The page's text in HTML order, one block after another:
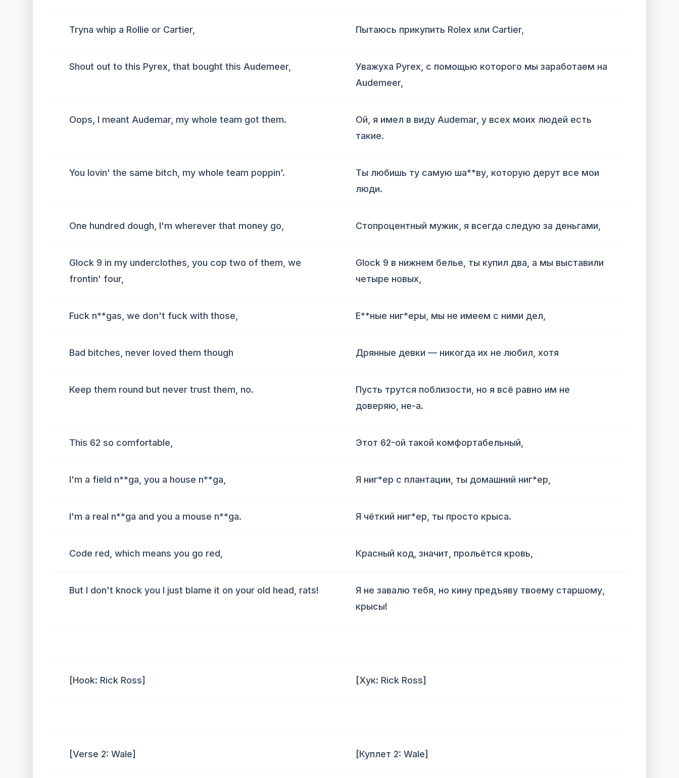
Tryna whip a Rollie or Cartier, Пытаюсь прикупить Rolex или Cartier,
Shout out to this Pyrex, that bought this Audemeer,
Уважуха Pyrex, с помощью которого мы заработаем на
Audemeer,
Oops, I meant Audemar, my whole team got them.
Ой, я имел в виду Audemar, у всех моих людей есть
такие.
You lovin' the same bitch, my whole team poppin'.
Ты любишь ту самую ша**ву, которую дерут все мои
люди.
One hundred dough, I'm wherever that money go, Стопроцентный мужик, я всегда следую за деньгами,
Glock 9 in my underclothes, you cop two of them, we
frontin' four,
Glock 9 в нижнем белье, ты купил два, а мы выставили
четыре новых,
Fuck n**gas, we don't fuck with those, Е**ные ниг*еры, мы не имеем с ними дел,
Bad bitches, never loved them though Дрянные девки — никогда их не любил, хотя
Keep them round but never trust them, no.
Пусть трутся поблизости, но я всё равно им не
доверяю, не-а.
This 62 so comfortable, Этот 62-ой такой комфортабельный,
I'm a field n**ga, you a house n**ga, Я ниг*ер с плантации, ты домашний ниг*ер,
I'm a real n**ga and you a mouse n**ga. Я чёткий ниг*ер, ты просто крыса.
Code red, which means you go red, Красный код, значит, прольётся кровь,
But I don't knock you I just blame it on your old head, rats!
Я не завалю тебя, но кину предъяву твоему старшому,
крысы!
[Hook: Rick Ross] [Хук: Rick Ross]
[Verse 2: Wale] [Куплет 2: Wale]